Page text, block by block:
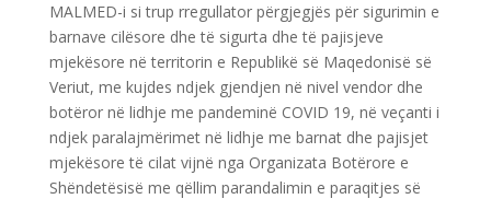
MALMED-i si trup rregullator përgjegjës për sigurimin e
barnave cilësore dhe të sigurta dhe të pajisjeve
mjekësore në territorin e Republikë së Maqedonisë së
Veriut, me kujdes ndjek gjendjen në nivel vendor dhe
botëror në lidhje me pandeminë COVID 19, në veçanti i
ndjek paralajmërimet në lidhje me barnat dhe pajisjet
mjekësore të cilat vijnë nga Organizata Botërore e
Shëndetësisë me qëllim parandalimin e paraqitjes së